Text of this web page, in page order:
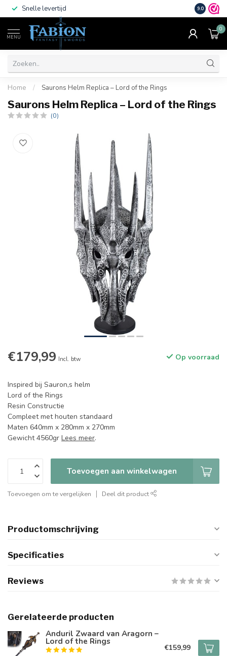
Snelle levertijd Vele
9.0
MENU
0
Home / Saurons Helm Replica – Lord of the Rings
Saurons Helm Replica – Lord of the Rings
(0)
€179,99 Incl. btw Op voorraad
Inspired bij Sauron,s helm
Lord of the Rings
Resin Constructie
Compleet met houten standaard
Maten 640mm x 280mm x 270mm
Gewicht 4560gr Lees meer.
Toevoegen aan winkelwagen
Toevoegen om te vergelijken Deel dit product
Productomschrijving
Specificaties
Reviews
Gerelateerde producten
Anduril Zwaard van Aragorn –
Lord of the Rings
€159,99